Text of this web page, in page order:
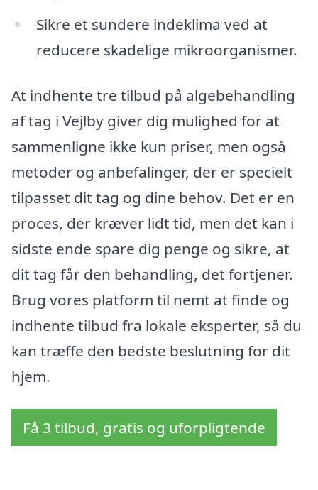
Sikre et sundere indeklima ved at
reducere skadelige mikroorganismer.
At indhente tre tilbud på algebehandling
af tag i Vejlby giver dig mulighed for at
sammenligne ikke kun priser, men også
metoder og anbefalinger, der er specielt
tilpasset dit tag og dine behov. Det er en
proces, der kræver lidt tid, men det kan i
sidste ende spare dig penge og sikre, at
dit tag får den behandling, det fortjener.
Brug vores platform til nemt at finde og
indhente tilbud fra lokale eksperter, så du
kan træffe den bedste beslutning for dit
hjem.
Få 3 tilbud, gratis og uforpligtende